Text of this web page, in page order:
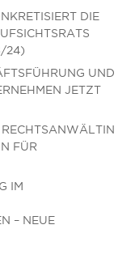
DIE
24)
UND
JETZT
RECHTSANWÄLTIN
FÜR
IM
– NEUE